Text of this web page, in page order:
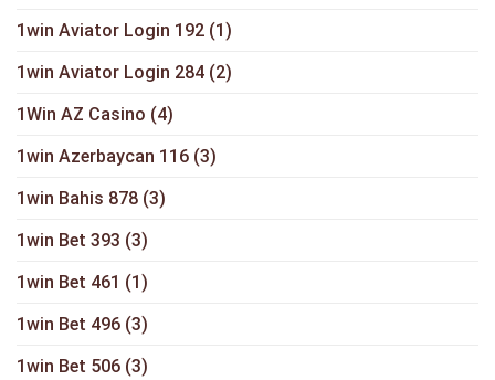
1win Aviator Login 192 (1)
1win Aviator Login 284 (2)
1Win AZ Casino (4)
1win Azerbaycan 116 (3)
1win Bahis 878 (3)
1win Bet 393 (3)
1win Bet 461 (1)
1win Bet 496 (3)
1win Bet 506 (3)